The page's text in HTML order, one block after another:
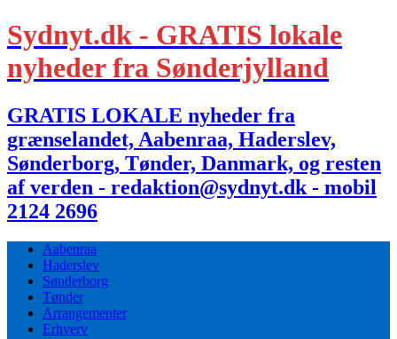
Sydnyt.dk - GRATIS lokale
nyheder fra Sønderjylland
GRATIS LOKALE nyheder fra
grænselandet, Aabenraa, Haderslev,
Sønderborg, Tønder, Danmark, og resten
af verden - redaktion@sydnyt.dk - mobil
2124 2696
Aabenraa
Haderslev
Sønderborg
Tønder
Arrangementer
Erhverv